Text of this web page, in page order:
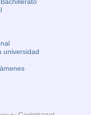
universidad